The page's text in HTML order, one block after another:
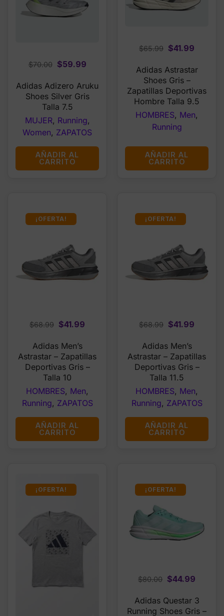
$70.00
Original
was:
$70.00.
$59.99Current
is:
$59.99.
Adidas Adizero Aruku
Shoes Silver Gris
Talla 7.5
MUJER, Running,
Women, ZAPATOS
AÑADIR AL
CARRITO
$65.99 Original
was:
$65.99.
$41.99
is:
Adidas Astrastar
Shoes Gris –
Zapatillas Deportivas
Hombre Talla 9.5
HOMBRES, Men,
Running
AÑADIR AL
CARRITO
¡OFERTA!
$68.99 Original
was:
$68.99.
$41.99
$41.99.
Adidas Men’s
Astrastar – Zapatillas
Deportivas Gris –
Talla 10
HOMBRES, Men,
Running, ZAPATOS
AÑADIR AL
CARRITO
¡OFERTA!
$68.99 Original
was:
$68.99.
$41.99
$41.99.
Adidas Men’s
Astrastar – Zapatillas
Deportivas Gris –
Talla 11.5
HOMBRES, Men,
Running, ZAPATOS
AÑADIR AL
CARRITO
¡OFERTA! ¡OFERTA!
$80.00 Original
was:
$44.99
is:
Adidas Questar 3
Running Shoes Gris –